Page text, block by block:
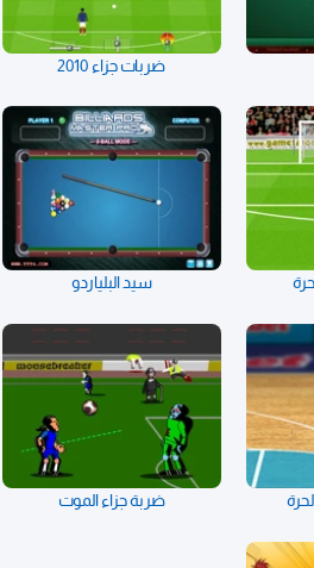
ضربات جزاء 2010
سيد البلياردو
ضربة جزاء الموت